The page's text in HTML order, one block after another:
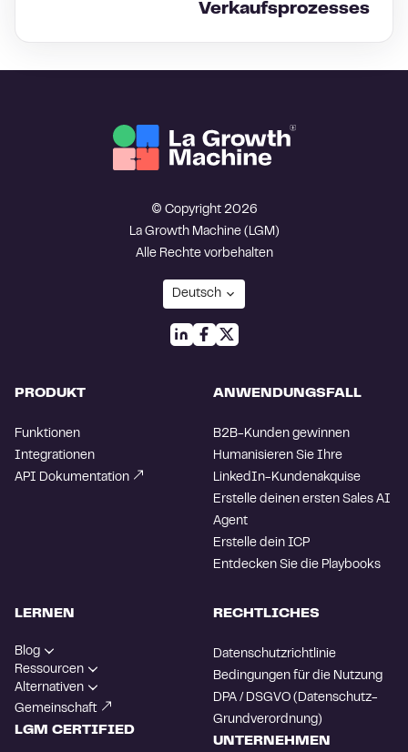
Verkaufsprozesses
© Copyright 2026
La Growth Machine (LGM)
Alle Rechte vorbehalten
PRODUKT
Funktionen
Integrationen
API Dokumentation
ANWENDUNGSFALL
B2B-Kunden gewinnen
Humanisieren Sie Ihre
LinkedIn-Kundenakquise
Erstelle deinen ersten Sales AI
Agent
Erstelle dein ICP
Entdecken Sie die Playbooks
LERNEN
Blog
Ressourcen
Alternativen
Gemeinschaft
LGM CERTIFIED
RECHTLICHES
Datenschutzrichtlinie
Bedingungen für die Nutzung
DPA / DSGVO (Datenschutz-
Grundverordnung)
UNTERNEHMEN